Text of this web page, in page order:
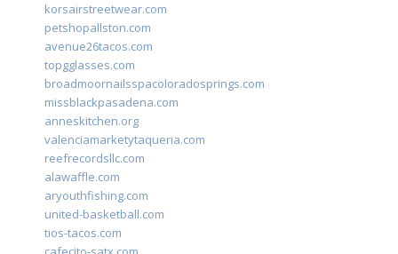
korsairstreetwear.com
petshopallston.com
avenue26tacos.com
topgglasses.com
broadmoornailsspacoloradosprings.com
missblackpasadena.com
anneskitchen.org
valenciamarketytaqueria.com
reefrecordsllc.com
alawaffle.com
aryouthfishing.com
united-basketball.com
tios-tacos.com